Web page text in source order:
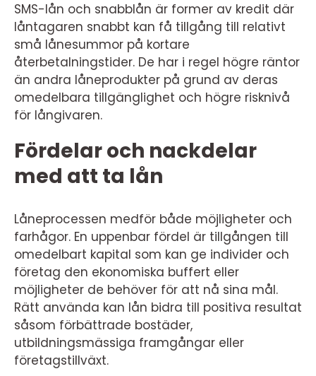
SMS-lån och snabblån är former av kredit där
låntagaren snabbt kan få tillgång till relativt
små lånesummor på kortare
återbetalningstider. De har i regel högre räntor
än andra låneprodukter på grund av deras
omedelbara tillgänglighet och högre risknivå
för långivaren.
Fördelar och nackdelar
med att ta lån
Låneprocessen medför både möjligheter och
farhågor. En uppenbar fördel är tillgången till
omedelbart kapital som kan ge individer och
företag den ekonomiska buffert eller
möjligheter de behöver för att nå sina mål.
Rätt använda kan lån bidra till positiva resultat
såsom förbättrade bostäder,
utbildningsmässiga framgångar eller
företagstillväxt.